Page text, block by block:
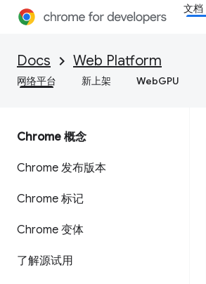
文档
Docs Web Platform
网络平台 新上架 WebGPU
Chrome 概念
Chrome 发布版本
Chrome 标记
Chrome 变体
了解源试用